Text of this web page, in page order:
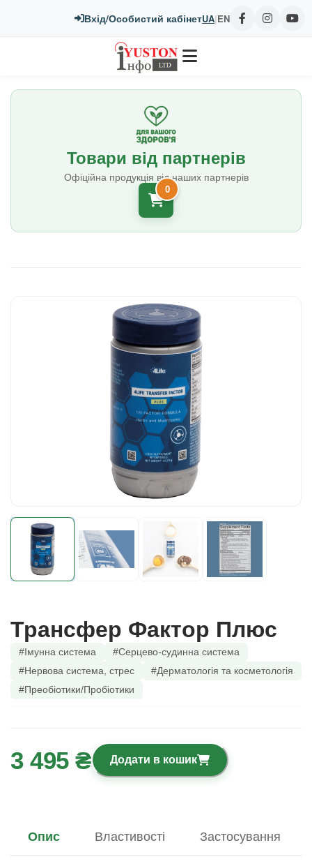
Вхід/Особистий кабінетUA|EN
Товари від партнерів
Офіційна продукція від наших партнерів
0
Трансфер Фактор Плюс
#Імунна система
#Серцево-судинна система
#Нервова система, стрес
#Дерматологія та косметологія
#Преобіотики/Пробіотики
3 495 ₴ Додати в кошик
Опис Властивості Застосування